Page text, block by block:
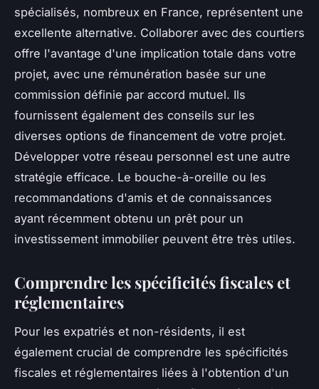
spécialisés, nombreux en France, représentent une
excellente alternative. Collaborer avec des courtiers
offre l'avantage d'une implication totale dans votre
projet, avec une rémunération basée sur une
commission définie par accord mutuel. Ils
fournissent également des conseils sur les
diverses options de financement de votre projet.
Développer votre réseau personnel est une autre
stratégie efficace. Le bouche-à-oreille ou les
recommandations d'amis et de connaissances
ayant récemment obtenu un prêt pour un
investissement immobilier peuvent être très utiles.
Comprendre les spécificités fiscales et
réglementaires
Pour les expatriés et non-résidents, il est
également crucial de comprendre les spécificités
fiscales et réglementaires liées à l'obtention d'un